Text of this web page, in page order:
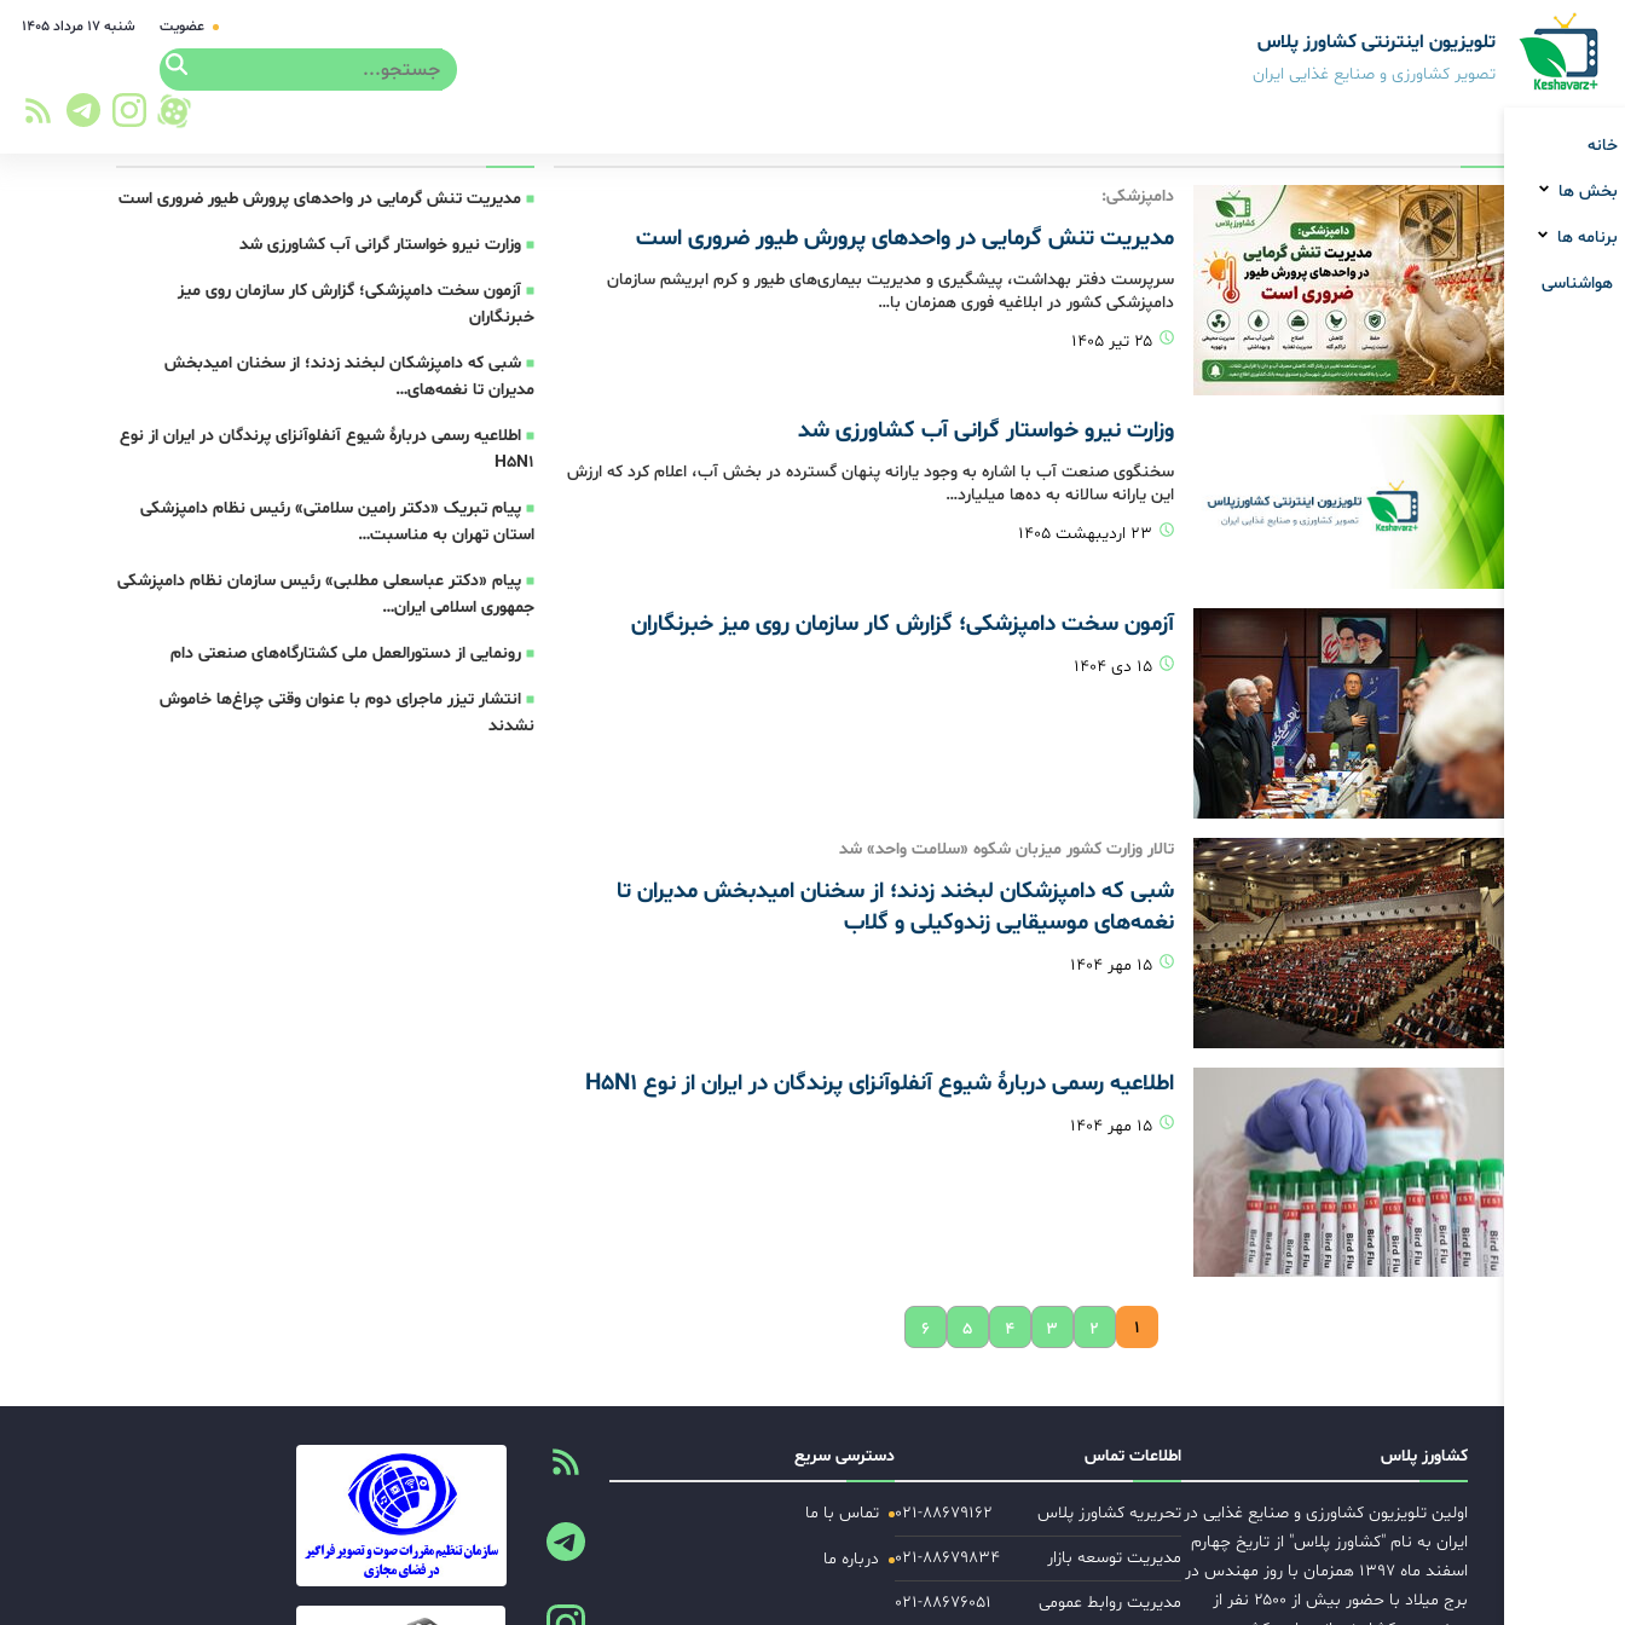
تلویزیون اینترنتی کشاورز پلاس
تصویر کشاورزی و صنایع غذایی ایران
عضویت شنبه ۱۷ مرداد ۱۴۰۵
خانه
بخش ها
برنامه ها
هواشناسی
دامپزشکی:
مدیریت تنش گرمایی در واحدهای پرورش طیور ضروری است
سرپرست دفتر بهداشت، پیشگیری و مدیریت بیماری‌های طیور و کرم ابریشم سازمان
دامپزشکی کشور در ابلاغیه فوری همزمان با…
۲۵ تیر ۱۴۰۵
وزارت نیرو خواستار گرانی آب کشاورزی شد
سخنگوی صنعت آب با اشاره به وجود یارانه پنهان گسترده در بخش آب، اعلام کرد که ارزش
این یارانه سالانه به ده‌ها میلیارد…
آزمون سخت دامپزشکی؛ گزارش کار سازمان روی میز خبرنگاران
۱۵ دی ۱۴۰۴
تالار وزارت کشور میزبان شکوه «سلامت واحد» شد
شبی که دامپزشکان لبخند زدند؛ از سخنان امیدبخش مدیران تا
نغمه‌های موسیقایی زندوکیلی و گلاب
۱۵ مهر ۱۴۰۴
اطلاعیه رسمی دربارهٔ شیوع آنفلوآنزای پرندگان در ایران از نوع H5N1
۱۵ مهر ۱۴۰۴
۱ ۲ ۳ ۴ ۵ ۶
مدیریت تنش گرمایی در واحدهای پرورش طیور ضروری است
وزارت نیرو خواستار گرانی آب کشاورزی شد
آزمون سخت دامپزشکی؛ گزارش کار سازمان روی میز
خبرنگاران
شبی که دامپزشکان لبخند زدند؛ از سخنان امیدبخش
مدیران تا نغمه‌های…
اطلاعیه رسمی دربارهٔ شیوع آنفلوآنزای پرندگان در ایران از نوع
H5N1
پیام تبریک «دکتر رامین سلامتی» رئیس نظام دامپزشکی
استان تهران به مناسبت…
پیام «دکتر عباسعلی مطلبی» رئیس سازمان نظام دامپزشکی
جمهوری اسلامی ایران…
رونمایی از دستورالعمل ملی کشتارگاه‌های صنعتی دام
انتشار تیزر ماجرای دوم با عنوان وقتی چراغ‌ها خاموش
نشدند
کشاورز پلاس
اولین تلویزیون کشاورزی و صنایع غذایی در
ایران به نام "کشاورز پلاس" از تاریخ چهارم
اسفند ماه ۱۳۹۷ همزمان با روز مهندس در
برج میلاد با حضور بیش از ۲۵۰۰ نفر از
اطلاعات تماس
تحریریه کشاورز پلاس
۰۲۱-۸۸۶۷۹۱۶۲
مدیریت توسعه بازار
۰۲۱-۸۸۶۷۹۸۳۴
مدیریت روابط عمومی
۰۲۱-۸۸۶۷۶۰۵۱
دسترسی سریع
تماس با ما
درباره ما